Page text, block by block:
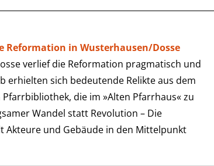
Reformation in Wusterhausen/Dosse
verlief die Reformation pragmatisch und
erhielten sich bedeutende Relikte aus dem
die im »Alten Pfarrhaus« zu
Wandel statt Revolution – Die
Akteure und Gebäude in den Mittelpunkt